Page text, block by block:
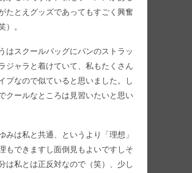
たとえグッズであってもすごく興奮
）。
はスクールバッグにパンのストラッ
ジャラと着けていて、私もたくさん
プなので似ていると思いました。し
クールなところは見習いたいと思い
みは私と共通、というより「理想」
もできますし面倒見もよいですしそ
は私とは正反対なので（笑）、少し